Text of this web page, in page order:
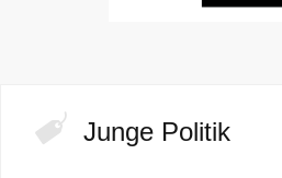
Junge Politik